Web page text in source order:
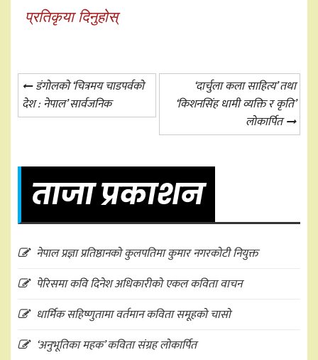
प्रतिकृया दिनुहोस्
Post
navigation
डंगोलको ‘चित्रमय चाडपर्वको
देश : नेपाल’ सार्वजनिक
‘दार्चुला कला साहित्य’ तथा
‘किशनसिंह धामी व्यक्ति र कृति’
लोकार्पित
ताजा प्रकाशन
नेपाल प्रज्ञा प्रतिष्ठानको कुलपतिमा कुमार नगरकोटी नियुक्त
पेरिसमा कवि दिनेश अधिकारीको एकल कविता वाचन
धार्मिक सहिष्णुतामा वर्तमान कविता समूहको चासो
‘अनुभूतिका महक’ कविता संग्रह लोकार्पित